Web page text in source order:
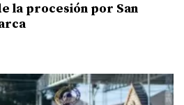
la procesión por San